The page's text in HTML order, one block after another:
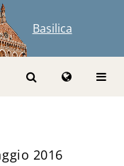
Basilica
2016